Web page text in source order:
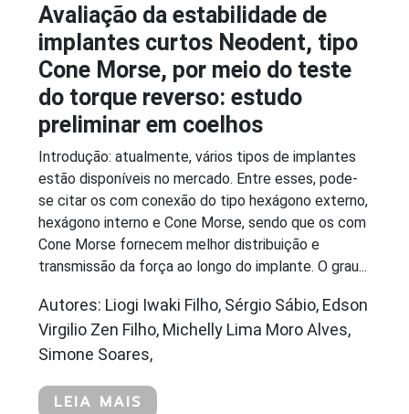
Avaliação da estabilidade de
implantes curtos Neodent, tipo
Cone Morse, por meio do teste
do torque reverso: estudo
preliminar em coelhos
Introdução: atualmente, vários tipos de implantes
estão disponíveis no mercado. Entre esses, pode-
se citar os com conexão do tipo hexágono externo,
hexágono interno e Cone Morse, sendo que os com
Cone Morse fornecem melhor distribuição e
transmissão da força ao longo do implante. O grau...
Autores: Liogi Iwaki Filho, Sérgio Sábio, Edson
Virgilio Zen Filho, Michelly Lima Moro Alves,
Simone Soares,
LEIA MAIS